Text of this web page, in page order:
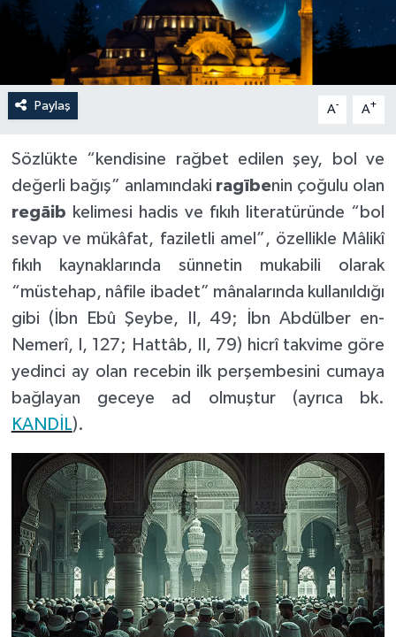
Paylaş A- A+
Sözlükte “kendisine rağbet edilen şey, bol ve
değerli bağış” anlamındaki ragībenin çoğulu olan
regāib kelimesi hadis ve fıkıh literatüründe “bol
sevap ve mükâfat, faziletli amel”, özellikle Mâlikî
fıkıh kaynaklarında sünnetin mukabili olarak
“müstehap, nâfile ibadet” mânalarında kullanıldığı
gibi (İbn Ebû Şeybe, II, 49; İbn Abdülber en-
Nemerî, I, 127; Hattâb, II, 79) hicrî takvime göre
yedinci ay olan recebin ilk perşembesini cumaya
bağlayan geceye ad olmuştur (ayrıca bk.
KANDİL).